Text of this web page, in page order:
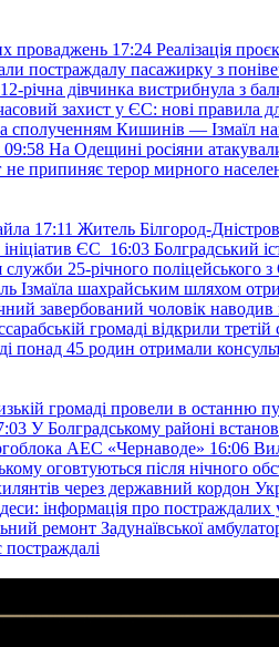
проваджень 17:24 Реалізація
постраждалу пасажирку з
річна дівчинка вистрибнула з
захист у ЄС: нові правила
Кишинів — Ізмаїл
09:58 На Одещині росіяни
не припиняє терор мирного
17:11 Житель Білгород-
ЄС 16:03 Болградський
служби 25-річного
Ізмаїла шахрайським шляхом
завербований чоловік
громаді відкрили
понад 45 родин отримали
громаді провели в останню
У Болградському районі
АЕС «Чернаводе» 16:06
оговтуються після нічного
через державний кордон
інформація про
ремонт Задунаївської
постраждалі